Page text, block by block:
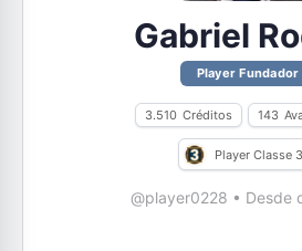
Gabriel
Player Fundador
3.510 Créditos 143
Player Classe 3
@player0228 • Desde